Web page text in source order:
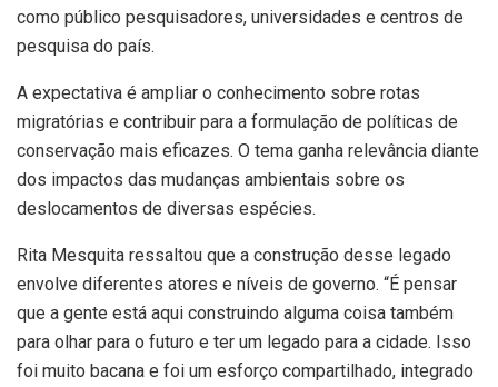
como público pesquisadores, universidades e centros de
pesquisa do país.
A expectativa é ampliar o conhecimento sobre rotas
migratórias e contribuir para a formulação de políticas de
conservação mais eficazes. O tema ganha relevância diante
dos impactos das mudanças ambientais sobre os
deslocamentos de diversas espécies.
Rita Mesquita ressaltou que a construção desse legado
envolve diferentes atores e níveis de governo. “É pensar
que a gente está aqui construindo alguma coisa também
para olhar para o futuro e ter um legado para a cidade. Isso
foi muito bacana e foi um esforço compartilhado, integrado